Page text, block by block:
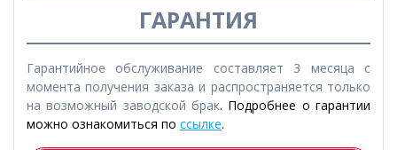
ГАРАНТИЯ
Гарантийное обслуживание составляет 3 месяца с
момента получения заказа и распространяется только
на возможный заводской брак. Подробнее о гарантии
можно ознакомиться по ссылке.